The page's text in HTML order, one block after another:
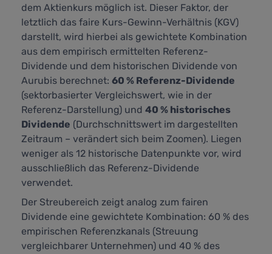
dem Aktienkurs möglich ist. Dieser Faktor, der
letztlich das faire Kurs-Gewinn-Verhältnis (KGV)
darstellt, wird hierbei als gewichtete Kombination
aus dem empirisch ermittelten Referenz-
Dividende und dem historischen Dividende von
Aurubis berechnet: 60 % Referenz-Dividende
(sektorbasierter Vergleichswert, wie in der
Referenz-Darstellung) und 40 % historisches
Dividende (Durchschnittswert im dargestellten
Zeitraum – verändert sich beim Zoomen). Liegen
weniger als 12 historische Datenpunkte vor, wird
ausschließlich das Referenz-Dividende
verwendet.
Der Streubereich zeigt analog zum fairen
Dividende eine gewichtete Kombination: 60 % des
empirischen Referenzkanals (Streuung
vergleichbarer Unternehmen) und 40 % des